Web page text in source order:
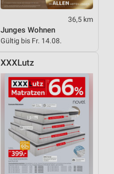
36,5 km
Junges Wohnen
Gültig bis Fr. 14.08.
XXXLutz